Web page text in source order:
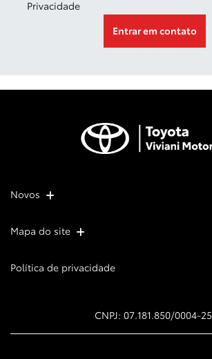
Privacidade
Entrar em contato
Novos
Mapa do site
Política de privacidade
CNPJ: 07.181.850/0004-25